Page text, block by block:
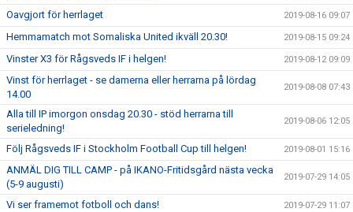
Oavgjort för herrlaget 2019-08-16 09:07
Hemmamatch mot Somaliska United ikväll 20.30! 2019-08-15 09:24
Vinster X3 för Rågsveds IF i helgen! 2019-08-12 09:09
Vinst för herrlaget - se damerna eller herrarna på lördag
14.00
2019-08-08 07:43
Alla till IP imorgon onsdag 20.30 - stöd herrarna till
serieledning!
2019-08-06 12:05
Följ Rågsveds IF i Stockholm Football Cup till helgen! 2019-08-01 15:16
ANMÄL DIG TILL CAMP - på IKANO-Fritidsgård nästa vecka
(5-9 augusti)
2019-07-29 14:05
Vi ser framemot fotboll och dans! 2019-07-29 11:07